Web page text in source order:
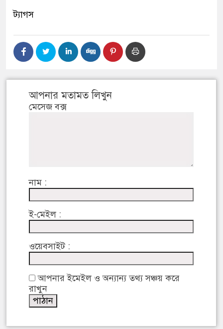
ট্যাগস
আপনার মতামত লিখুন
মেসেজ বক্স
নাম :
ই-মেইল :
ওয়েবসাইট :
আপনার ইমেইল ও অন্যান্য তথ্য সঞ্চয় করে
রাখুন